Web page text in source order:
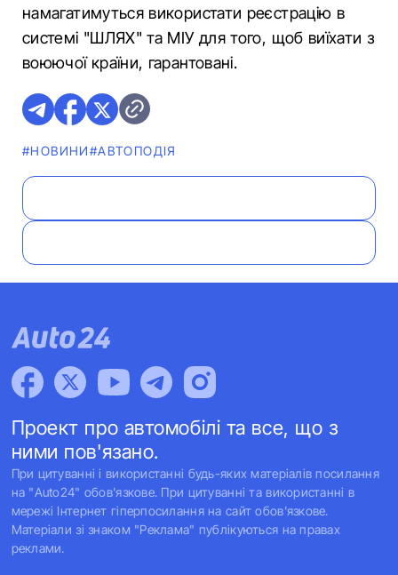
намагатимуться використати реєстрацію в
системі "ШЛЯХ" та МІУ для того, щоб виїхати з
воюючої країни, гарантовані.
#НОВИНИ#АВТОПОДІЯ
Проект про автомобілі та все, що з
ними пов'язано.
При цитуванні і використанні будь-яких матеріалів посилання
на "Auto24" обов'язкове. При цитуванні та використанні в
мережі Інтернет гіперпосилання на сайт обов'язкове.
Матеріали зі знаком "Реклама" публікуються на правах
реклами.